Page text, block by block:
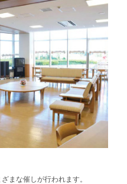
まな催しが行われます。